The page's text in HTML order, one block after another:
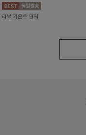
리뷰 카운트 영역